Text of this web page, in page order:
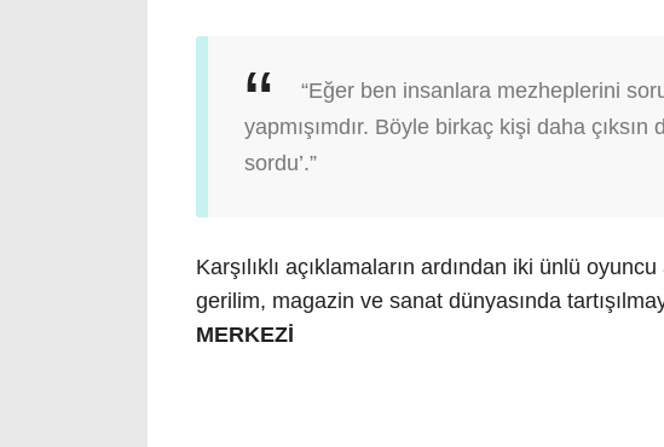
“Eğer ben insanlara mezheplerini
yapmışımdır. Böyle birkaç kişi daha
sordu’.”
Karşılıklı açıklamaların ardından iki ünlü
gerilim, magazin ve sanat dünyasında
MERKEZİ